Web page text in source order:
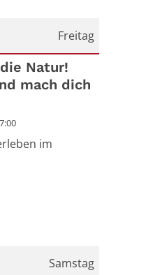
Freitag
2026
Natur!
mach dich
im
Samstag